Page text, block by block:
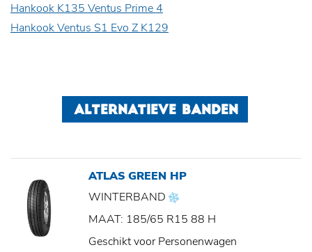
Hankook K135 Ventus Prime 4
Hankook Ventus S1 Evo Z K129
ALTERNATIEVE BANDEN
ATLAS GREEN HP
WINTERBAND
MAAT: 185/65 R15 88 H
Geschikt voor Personenwagen